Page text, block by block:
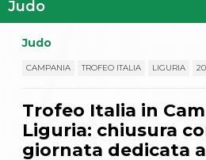
Partners
La
News
Attività
Judo
CAMPANIA TROFEO ITALIA LIGURIA
Trofeo Italia in
Liguria: chiusura
giornata dedicata